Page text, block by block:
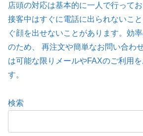
店頭の対応は基本的に一人で行って
接客中はすぐに電話に出られないこ
ぐ顔を出せないことがあります。効
のため、 再注文や簡単なお問い合わ
は可能な限りメールやFAXのご利用
す。
検索